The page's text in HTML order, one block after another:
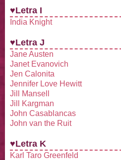
♥Letra I
India Knight
♥Letra J
Jane Austen
Janet Evanovich
Jen Calonita
Jennifer Love Hewitt
Jill Mansell
Jill Kargman
John Casablancas
John van the Ruit
♥Letra K
Karl Taro Greenfeld